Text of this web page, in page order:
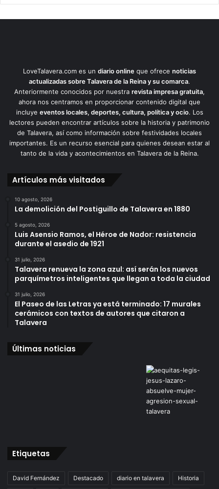
LoveTalavera.com es un diario online que ofrece noticias
actualizadas sobre Talavera de la Reina y su comarca.
Anteriormente conocidos por nuestra revista impresa gratuita,
ahora nos centramos en proporcionar contenido digital que
incluye eventos locales, deportes, cultura, política y ocio. Los
lectores pueden encontrar artículos sobre la historia y patrimonio
de Talavera, así como información sobre festividades locales
importantes. Es un recurso esencial para quienes desean estar al
tanto de la vida y acontecimientos en Talavera de la Reina.
Artículos más visitados
10 agosto, 2026
La demolición del Postiguillo de Talavera en 1880
5 agosto, 2026
Luis Asensio Ramos, el Héroe de Nador: resistencia
durante el asedio de 1921
31 julio, 2026
Talavera renueva la zona azul: así serán los nuevos
parquímetros inteligentes que llegan a toda la ciudad
31 julio, 2026
El Paseo de las Letras ya está terminado: 17 murales
cerámicos con textos de autores que citaron a
Talavera
Últimas noticias
Etiquetas
David Fernández Destacado diario en talavera Historia